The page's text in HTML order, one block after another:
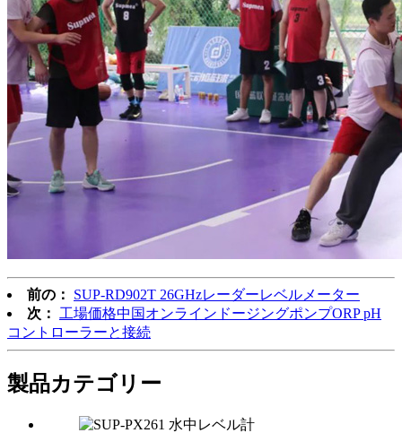
前の：
SUP-RD902T 26GHzレーダーレベルメーター
次：
工場価格中国オンラインドージングポンプORP pH
コントローラーと接続
製品カテゴリー